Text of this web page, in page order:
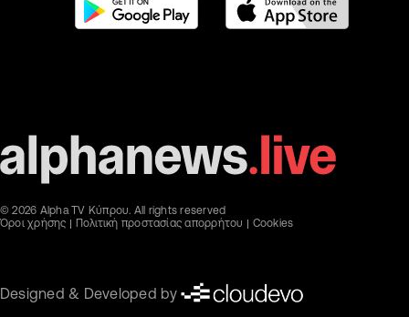
© 2026 Alpha TV Κύπρου. All rights reserved
Όροι χρήσης
Πολιτική προστασίας απορρήτου Cookies
Designed & Developed by